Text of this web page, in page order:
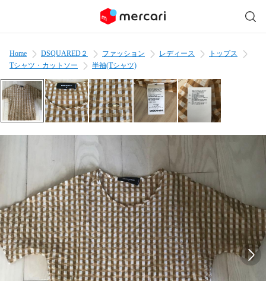
Home DSQUARED２ ファッション レディース
トップス
Tシャツ・カットソー
半袖(Tシャツ)